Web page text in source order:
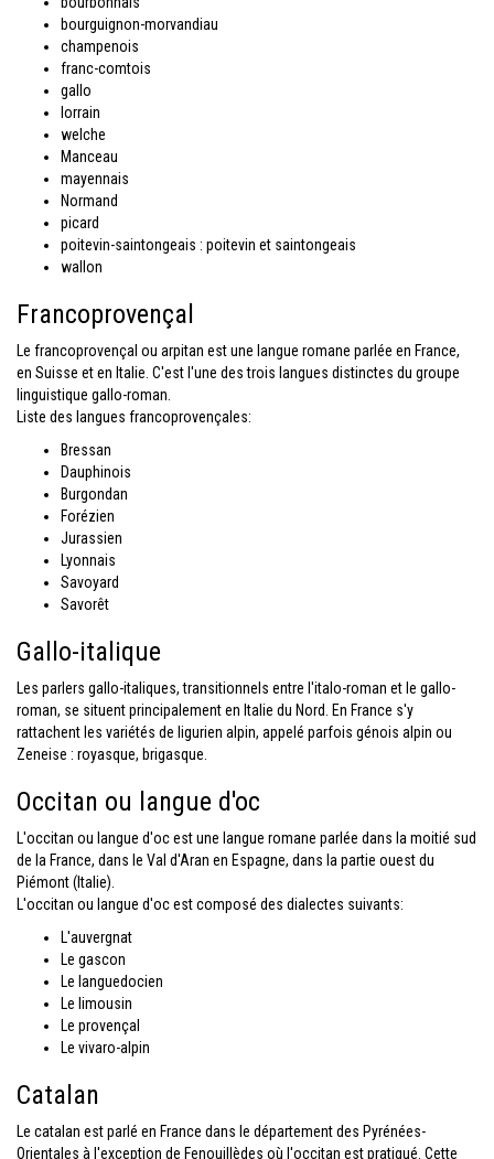
bourguignon-morvandiau
champenois
franc-comtois
gallo
lorrain
welche
Manceau
mayennais
Normand
picard
poitevin-saintongeais : poitevin et saintongeais
wallon
Francoprovençal
Le francoprovençal ou arpitan est une langue romane parlée en France,
en Suisse et en Italie. C'est l'une des trois langues distinctes du groupe
linguistique gallo-roman.
Liste des langues francoprovençales:
Bressan
Dauphinois
Burgondan
Forézien
Jurassien
Lyonnais
Savoyard
Savorêt
Gallo-italique
Les parlers gallo-italiques, transitionnels entre l'italo-roman et le gallo-
roman, se situent principalement en Italie du Nord. En France s'y
rattachent les variétés de ligurien alpin, appelé parfois génois alpin ou
Zeneise : royasque, brigasque.
Occitan ou langue d'oc
L'occitan ou langue d'oc est une langue romane parlée dans la moitié sud
de la France, dans le Val d'Aran en Espagne, dans la partie ouest du
Piémont (Italie).
L'occitan ou langue d'oc est composé des dialectes suivants:
L'auvergnat
Le gascon
Le languedocien
Le limousin
Le provençal
Le vivaro-alpin
Catalan
Le catalan est parlé en France dans le département des Pyrénées-
Orientales à l'exception de Fenouillèdes où l'occitan est pratiqué. Cette